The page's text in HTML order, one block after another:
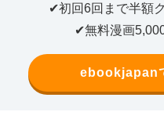
✔初回6回まで半額
✔無料漫画
ebookjapan